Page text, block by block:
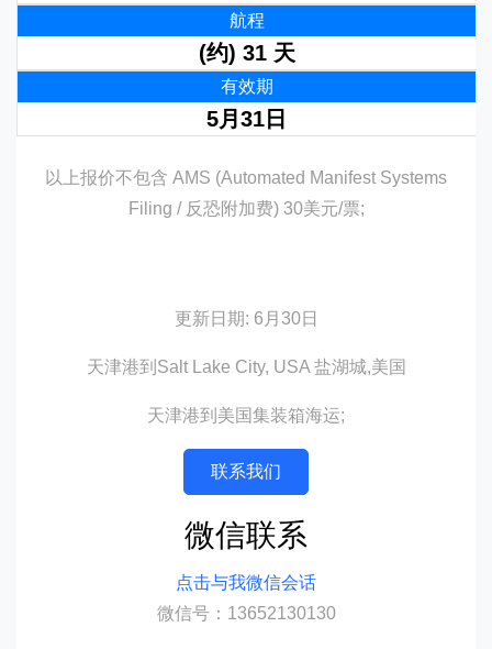
航程
(约) 31 天
有效期
5月31日
以上报价不包含 AMS (Automated Manifest Systems
Filing / 反恐附加费) 30美元/票;
更新日期: 6月30日
天津港到Salt Lake City, USA 盐湖城,美国
天津港到美国集装箱海运;
联系我们
微信联系
点击与我微信会话
微信号：13652130130